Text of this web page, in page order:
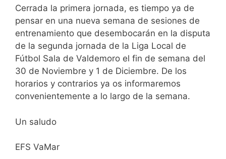
Cerrada la primera jornada, es tiempo ya de
pensar en una nueva semana de sesiones de
entrenamiento que desembocarán en la disputa
de la segunda jornada de la Liga Local de
Fútbol Sala de Valdemoro el fin de semana del
30 de Noviembre y 1 de Diciembre. De los
horarios y contrarios ya os informaremos
convenientemente a lo largo de la semana.
Un saludo
EFS VaMar